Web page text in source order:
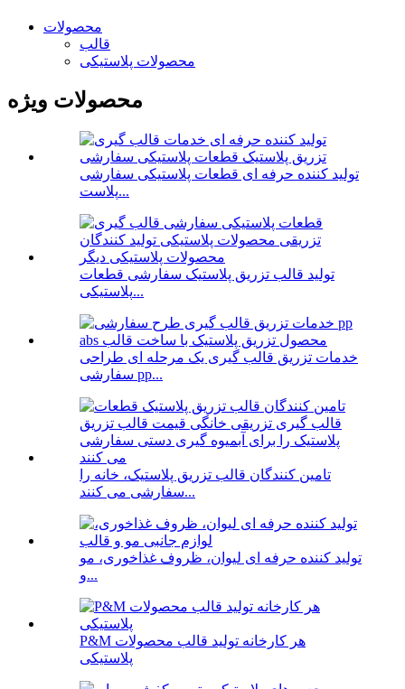
محصولات
قالب
محصولات پلاستیکی
محصولات ویژه
تولید کننده حرفه ای قطعات پلاستیکی سفارشی
پلاست...
تولید قالب تزریق پلاستیک سفارشی قطعات
پلاستیکی...
خدمات تزریق قالب گیری یک مرحله ای طراحی
سفارشی pp...
تامین کنندگان قالب تزریق پلاستیک، خانه را
سفارشی می کنند...
تولید کننده حرفه ای لیوان، ظروف غذاخوری، مو
و...
P&M هر کارخانه تولید قالب محصولات
پلاستیکی